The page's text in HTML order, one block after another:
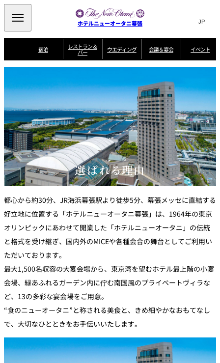
ホテルニューオータニ幕張 Search
サ
ト
内
検
窓
を
開
閉
言
切
替
え
メ
ー
を
閉
JP(日本語)
EN
宿泊
室
一
覧
プ
ラ
ン
覧
ニューオータニク
ラブ会員限定
スイートご宿泊特
典
誕生日や記念日の
お祝いに
～アニバーサリー
～
朝食
～BREAKFAST～
ルームサービス
～ROOM SERVICE
～
よ
く
ご
問
レストラン＆
バー
レス
トラ
ン＆
バー
ビュッフェ
SATSUKI ザ・ラウンジ
オールデイダイニング
SATSUKI
季処（日本料理）
千羽鶴 山茶花 一心
中国料理
大観苑
鉄板焼
SATSUKI
ラウンジ・バー
ザ・ラウンジ フェ
ガーデンレストラン
ウエディング
ウ
エ
デ
ィ
ン
グ
トップページ コンセプト
ウエディングスタ
イル
挙式 披露宴 料理・ケーキ
ウエディングスト
ーリー 独立型邸宅 資料請求
よくあるご質問
ホテルへのアクセ
ス
会議＆宴会
会
議
＆
宴
会
選ばれる理由
場
一
覧
一
覧
記念日・お祝いで
のご利用に
【宴会用】テイク
アウトメニュー
特
典
と
オ
プ
シ
ョ
ン
イベント
選ばれる理由
都心から約30分、JR海浜幕張駅より徒歩5分、幕張メッセに直結する
好立地に位置する「ホテルニューオータニ幕張」は、1964年の東京
オリンピックにあわせて開業した「ホテルニューオータニ」の伝統
と格式を受け継ぎ、国内外のMICEや各種会合の舞台としてご利用い
ただいております。
最大1,500名収容の大宴会場から、東京湾を望むホテル最上階の小宴
会場、緑あふれるガーデン内に佇む南国風のプライベートヴィラな
ど、13の多彩な宴会場をご用意。
“食のニューオータニ”と称される美食と、きめ細やかなおもてなし
で、大切なひとときをお手伝いいたします。